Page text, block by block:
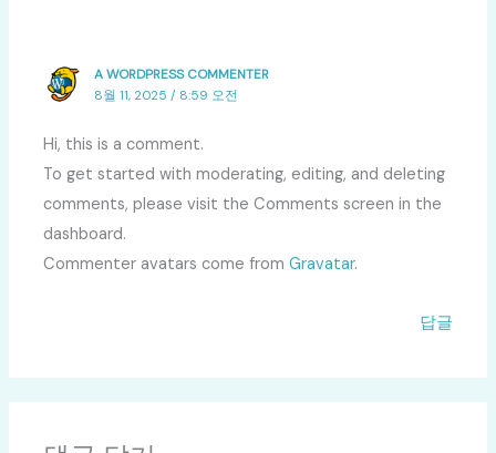
A WORDPRESS COMMENTER
8월 11, 2025 / 8:59 오전
Hi, this is a comment.
To get started with moderating, editing, and deleting
comments, please visit the Comments screen in the
dashboard.
Commenter avatars come fromGravatar.
답글